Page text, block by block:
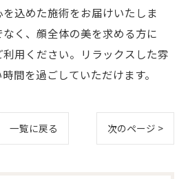
込めた施術をお届けいたしま
なく、顔全体の美を求める方に
用ください。リラックスした雰
間を過ごしていただけます。
一覧に戻る 次のページ >